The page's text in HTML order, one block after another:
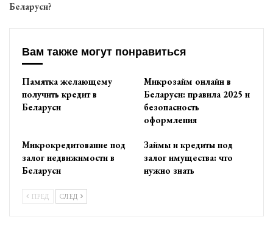
Беларуси?
Вам также могут понравиться
Памятка желающему
получить кредит в
Беларуси
Микрозайм онлайн в
Беларуси: правила 2025 и
безопасность
оформления
Микрокредитование под
залог недвижимости в
Беларуси
Займы и кредиты под
залог имущества: что
нужно знать
ПРЕД СЛЕД